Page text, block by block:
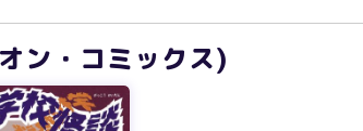
ン・コミックス)